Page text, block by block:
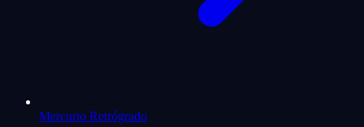
Mercurio Retrógrado